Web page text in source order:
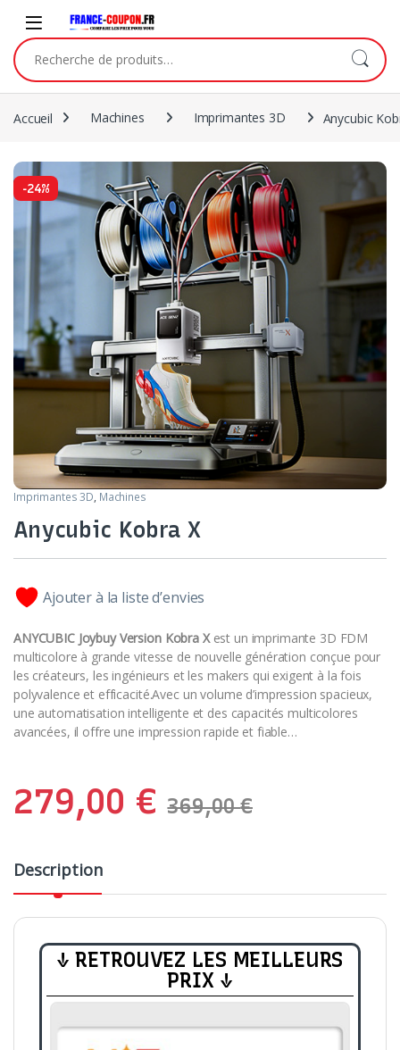
Accueil Machines Imprimantes 3D Anycubic
-24%
Imprimantes 3D, Machines
Anycubic Kobra X
Ajouter à la liste d’envies
ANYCUBIC Joybuy Version Kobra Xest un imprimante 3D FDM
multicolore à grande vitesse de nouvelle génération conçue pour
les créateurs, les ingénieurs et les makers qui exigent à la fois
polyvalence et efficacité.Avec un volume d’impression spacieux,
une automatisation intelligente et des capacités multicolores
avancées, il offre une impression rapide et fiable…
279,00 € 369,00€
Description
↓ RETROUVEZ LES MEILLEURS
PRIX ↓